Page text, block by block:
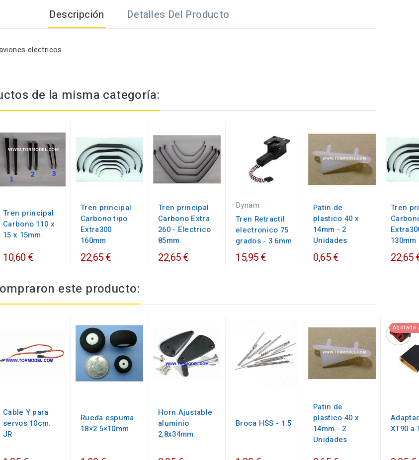
Descripción Detalles Del Producto
electricos
de la misma categoría:
Tren principal
Carbono 110 x
15 x 15mm.
10,60 €
Tren principal
Carbono tipo
Extra300
160mm
22,65 €
Tren principal
Carbono Extra
260 - Electrico
85mm
22,65 €
Dynam
Tren Retractil
electronico 75
grados - 3.6mm
15,95 €
Patin de
plastico 40 x
14mm - 2
Unidades
0,65 €
Tren
130mm
22,65
este producto:
Cable Y para
servos 10cm.
JR
Rueda espuma
18×2.5×10mm
Horn Ajustable
aluminio
2,8x34mm
Broca HSS - 1.5
Patin de
plastico 40 x
14mm - 2
Unidades
Agotado
XT90 a